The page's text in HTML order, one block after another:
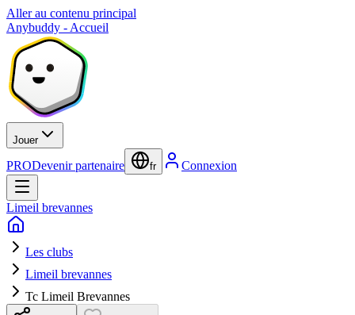
Aller au contenu principal
Anybuddy - Accueil
Jouer
PRODevenir partenaire fr Connexion
Limeil brevannes
Les clubs
Limeil brevannes
Tc Limeil Brevannes